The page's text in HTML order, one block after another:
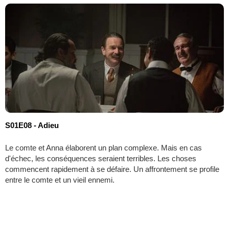
S01E08 - Adieu
Le comte et Anna élaborent un plan complexe. Mais en cas
d'échec, les conséquences seraient terribles. Les choses
commencent rapidement à se défaire. Un affrontement se profile
entre le comte et un vieil ennemi.